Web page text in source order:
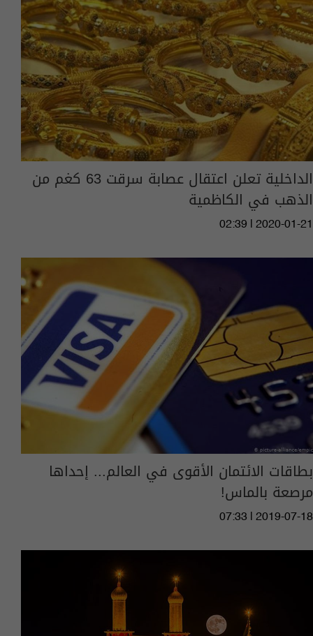
الداخلية تعلن اعتقال عصابة سرقت 63 كغم من
الذهب في الكاظمية
02:39 | 2020-01-21
بطاقات الائتمان الأقوى في العالم... إحداها
مرصعة بالماس!
07:33 | 2019-07-18